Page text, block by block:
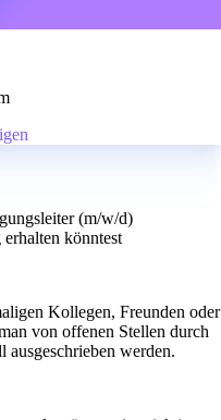
(m/w/d)
könntest
Kollegen, Freunden oder
von offenen Stellen durch
werden.